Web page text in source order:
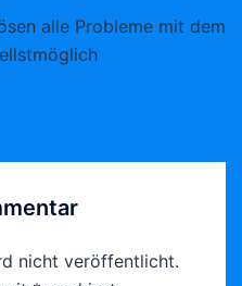
alle Probleme mit dem
nicht veröffentlicht.